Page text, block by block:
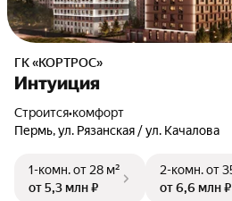
ГК «КОРТРОС»
Интуиция
Строится•комфорт
Пермь, ул. Рязанская / ул. Качалова
1-комн.от 28 м²
от 5,3 млн ₽
2-комн.от
от 6,6 млн ₽